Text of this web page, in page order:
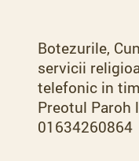
Botezurile,
servicii
telefonic in
Preotul Paroh
01634260864